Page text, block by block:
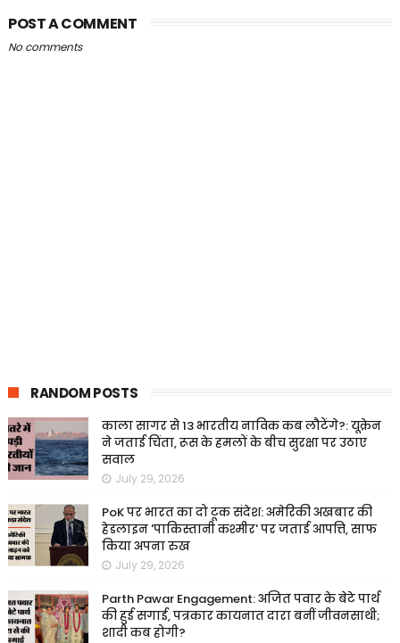
POST A COMMENT
No comments
RANDOM POSTS
काला सागर से 13 भारतीय नाविक कब लौटेंगे?: यूक्रेन
ने जताई चिंता, रूस के हमलों के बीच सुरक्षा पर उठाए
सवाल
July 29, 2026
PoK पर भारत का दो टूक संदेश: अमेरिकी अखबार की
हेडलाइन 'पाकिस्तानी कश्मीर' पर जताई आपत्ति, साफ
किया अपना रुख
July 29, 2026
Parth Pawar Engagement: अजित पवार के बेटे पार्थ
की हुई सगाई, पत्रकार कायनात दारा बनीं जीवनसाथी;
शादी कब होगी?